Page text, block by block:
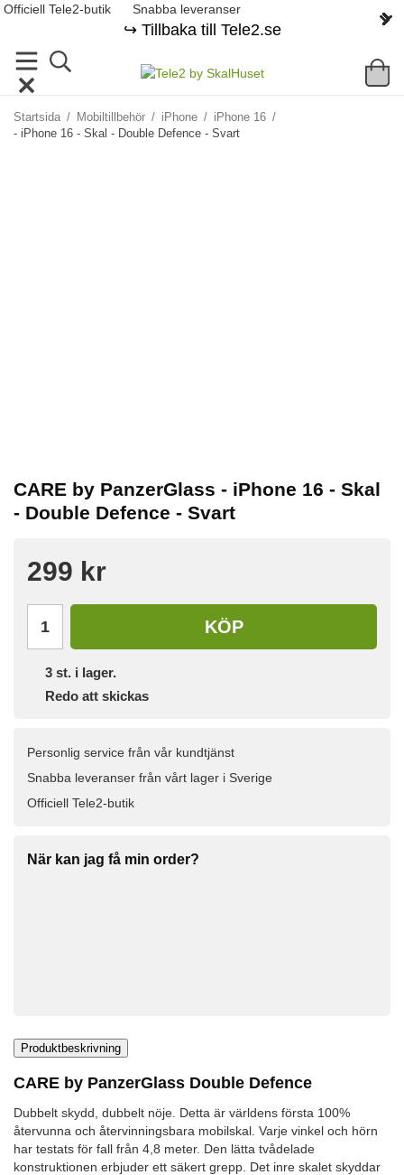
Officiell Tele2-butik Snabba leveranser
↪️ Tillbaka till Tele2.se
Startsida / Mobiltillbehör / iPhone / iPhone 16 /
- iPhone 16 - Skal - Double Defence - Svart
CARE by PanzerGlass - iPhone 16 - Skal
- Double Defence - Svart
299 kr
KÖP
3 st. i lager.
Redo att skickas
Personlig service från vår kundtjänst
Snabba leveranser från vårt lager i Sverige
Officiell Tele2-butik
När kan jag få min order?
Produktbeskrivning
CARE by PanzerGlass Double Defence
Dubbelt skydd, dubbelt nöje. Detta är världens första 100%
återvunna och återvinningsbara mobilskal. Varje vinkel och hörn
har testats för fall från 4,8 meter. Den lätta tvådelade
konstruktionen erbjuder ett säkert grepp. Det inre skalet skyddar